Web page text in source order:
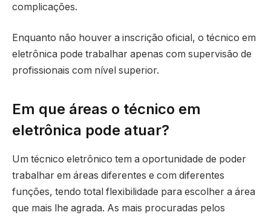
complicações.
Enquanto não houver a inscrição oficial, o técnico em
eletrônica pode trabalhar apenas com supervisão de
profissionais com nível superior.
Em que áreas o técnico em
eletrônica pode atuar?
Um técnico eletrônico tem a oportunidade de poder
trabalhar em áreas diferentes e com diferentes
funções, tendo total flexibilidade para escolher a área
que mais lhe agrada. As mais procuradas pelos